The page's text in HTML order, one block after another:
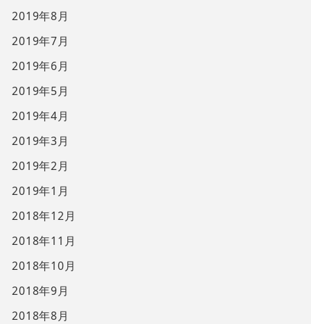
2019年8月
2019年7月
2019年6月
2019年5月
2019年4月
2019年3月
2019年2月
2019年1月
2018年12月
2018年11月
2018年10月
2018年9月
2018年8月